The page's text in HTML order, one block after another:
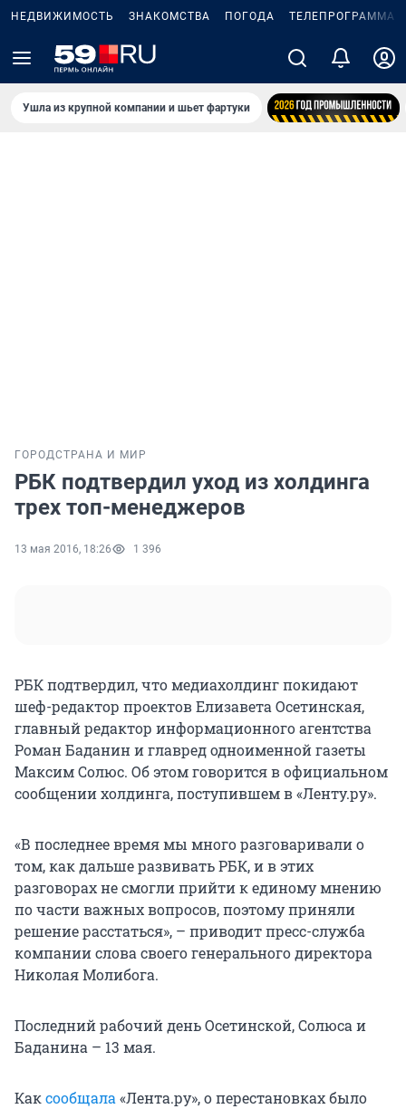
НЕДВИЖИМОСТЬ ЗНАКОМСТВА ПОГОДА ТЕЛЕПРОГРАММА
Ушла из крупной компании и шьет фартуки
ГОРОДСТРАНА И МИР
РБК подтвердил уход из холдинга
трех топ-менеджеров
13 мая 2016, 18:26 1 396
РБК подтвердил, что медиахолдинг покидают
шеф-редактор проектов Елизавета Осетинская,
главный редактор информационного агентства
Роман Баданин и главред одноименной газеты
Максим Солюс. Об этом говорится в официальном
сообщении холдинга, поступившем в «Ленту.ру».
«В последнее время мы много разговаривали о
том, как дальше развивать РБК, и в этих
разговорах не смогли прийти к единому мнению
по части важных вопросов, поэтому приняли
решение расстаться», – приводит пресс-служба
компании слова своего генерального директора
Николая Молибога.
Последний рабочий день Осетинской, Солюса и
Баданина – 13 мая.
Каксообщала «Лента.ру», о перестановках было